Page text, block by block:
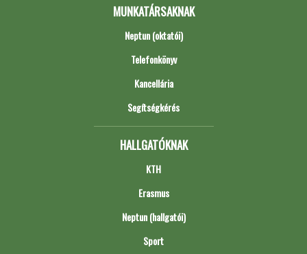
MUNKATÁRSAKNAK
Neptun (oktatói)
Telefonkönyv
Kancellária
Segítségkérés
HALLGATÓKNAK
KTH
Erasmus
Neptun (hallgatói)
Sport